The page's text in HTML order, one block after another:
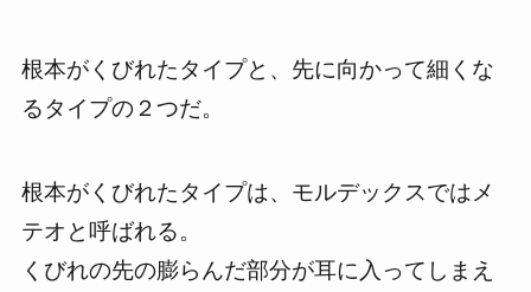
根本がくびれたタイプと、 先に向かって細くな
るタイプの２つだ。
根本がくびれたタイプは、モルデックスではメ
テオと呼ばれる。
くびれの先の膨らんだ部分が耳に入ってしまえ